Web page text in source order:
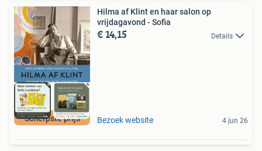
Scherpste prijs
Hilma af Klint en haar salon op
vrijdagavond - Sofia
€ 14,15 Details
Bezoek website 4 jun 26